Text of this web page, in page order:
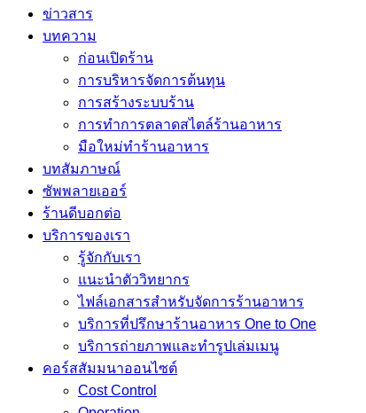
ข่าวสาร
บทความ
ก่อนเปิดร้าน
การบริหารจัดการต้นทุน
การสร้างระบบร้าน
การทำการตลาดสไตล์ร้านอาหาร
มือใหม่ทำร้านอาหาร
บทสัมภาษณ์
ซัพพลายเออร์
ร้านดีบอกต่อ
บริการของเรา
รู้จักกับเรา
แนะนำตัววิทยากร
ไฟล์เอกสารสำหรับจัดการร้านอาหาร
บริการที่ปรึกษาร้านอาหาร One to One
บริการถ่ายภาพและทำรูปเล่มเมนู
คอร์สสัมมนาออนไซต์
Cost Control